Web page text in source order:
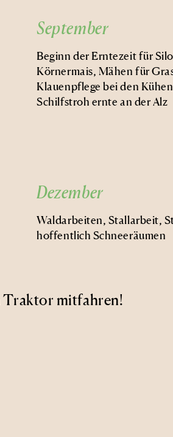
September
Beginn der Erntezeit für
Körnermais, Mähen für
Klauenpflege bei den
Schilfstroh ernte an der Alz
Dezember
Waldarbeiten, Stallarbeit,
hoffentlich Schneeräumen
Traktor mitfahren!